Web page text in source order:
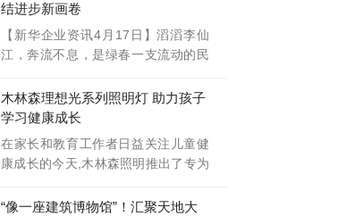
结进步新画卷
【新华企业资讯4月17日】滔滔李仙
江，奔流不息，是绿春一支流动的民
木林森理想光系列照明灯 助力孩子
学习健康成长
在家长和教育工作者日益关注儿童健
康成长的今天,木林森照明推出了专为
“像一座建筑博物馆”！汇聚天地大